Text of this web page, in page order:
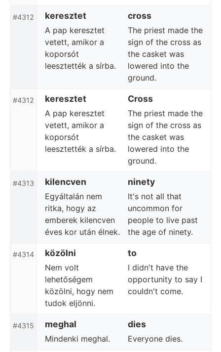
#4312 keresztet cross
A pap keresztet
vetett, amikor a
koporsót
leesztették a sírba.
The priest made the
sign of the cross as
the casket was
lowered into the
ground.
#4312 keresztet Cross
A pap keresztet
vetett, amikor a
koporsót
leesztették a sírba.
The priest made the
sign of the cross as
the casket was
lowered into the
ground.
#4313 kilencven ninety
Egyáltalán nem
ritka, hogy az
emberek kilencven
éves kor után élnek.
It's not all that
uncommon for
people to live past
the age of ninety.
#4314 közölni to
Nem volt
lehetőségem
közölni, hogy nem
tudok eljönni.
I didn't have the
opportunity to say I
couldn't come.
#4315 meghal dies
Mindenki meghal. Everyone dies.